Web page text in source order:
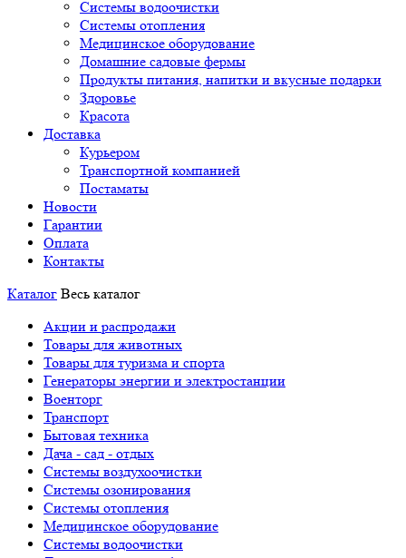
Системы водоочистки
Системы отопления
Медицинское оборудование
Домашние садовые фермы
Продукты питания, напитки и вкусные подарки
Здоровье
Красота
Доставка
Курьером
Транспортной компанией
Постаматы
Новости
Гарантии
Оплата
Контакты
Каталог Весь каталог
Акции и распродажи
Товары для животных
Товары для туризма и спорта
Генераторы энергии и электростанции
Военторг
Транспорт
Бытовая техника
Дача - сад - отдых
Системы воздухоочистки
Системы озонирования
Системы отопления
Медицинское оборудование
Системы водоочистки